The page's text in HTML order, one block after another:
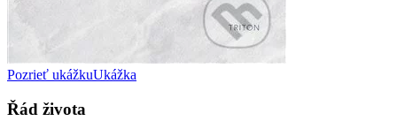
Pozrieť ukážkuUkážka
Řád života